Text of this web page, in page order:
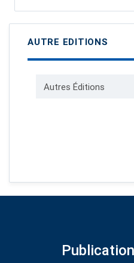
AUTRE EDITIONS
Autres Éditions